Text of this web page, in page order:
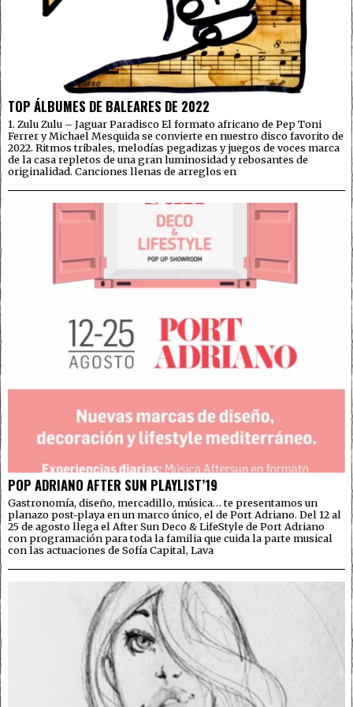
TOP ÁLBUMES DE BALEARES DE 2022
1. Zulu Zulu – Jaguar Paradisco El formato africano de Pep Toni
Ferrer y Michael Mesquida se convierte en nuestro disco favorito de
2022. Ritmos tribales, melodías pegadizas y juegos de voces marca
de la casa repletos de una gran luminosidad y rebosantes de
originalidad. Canciones llenas de arreglos en
POP ADRIANO AFTER SUN PLAYLIST’19
Gastronomía, diseño, mercadillo, música… te presentamos un
planazo post-playa en un marco único, el de Port Adriano. Del 12 al
25 de agosto llega el After Sun Deco & LifeStyle de Port Adriano
con programación para toda la familia que cuida la parte musical
con las actuaciones de Sofía Capital, Lava